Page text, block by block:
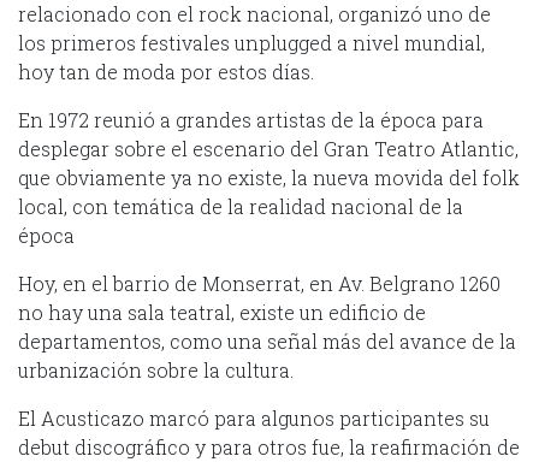
relacionado con el rock nacional, organizó uno de
los primeros festivales unplugged a nivel mundial,
hoy tan de moda por estos días.
En 1972 reunió a grandes artistas de la época para
desplegar sobre el escenario del Gran Teatro Atlantic,
que obviamente ya no existe, la nueva movida del folk
local, con temática de la realidad nacional de la
época
Hoy, en el barrio de Monserrat, en Av. Belgrano 1260
no hay una sala teatral, existe un edificio de
departamentos, como una señal más del avance de la
urbanización sobre la cultura.
El Acusticazo marcó para algunos participantes su
debut discográfico y para otros fue, la reafirmación de